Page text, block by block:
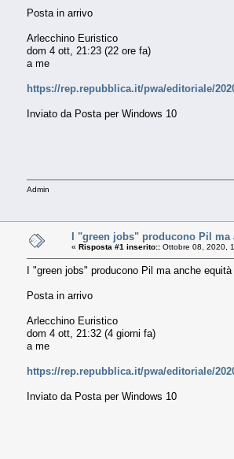
Posta in arrivo
Arlecchino Euristico
dom 4 ott, 21:23 (22 ore fa)
a me
https://rep.repubblica.it/pwa/editoriale/
Inviato da Posta per Windows 10
Admin
I "green jobs" producono Pil ma
« Risposta #1 inserito:: Ottobre 08, 2020,
I "green jobs" producono Pil ma anche equità
Posta in arrivo
Arlecchino Euristico
dom 4 ott, 21:32 (4 giorni fa)
a me
https://rep.repubblica.it/pwa/editoriale/
Inviato da Posta per Windows 10